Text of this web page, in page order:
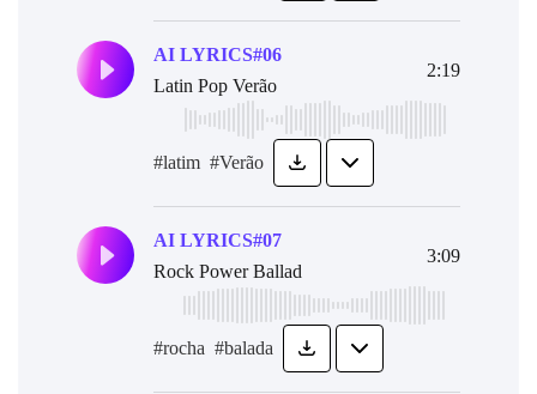
AI LYRICS#06
Latin Pop Verão
2:19
#latim #Verão
AI LYRICS#07
Rock Power Ballad
3:09
#rocha #balada